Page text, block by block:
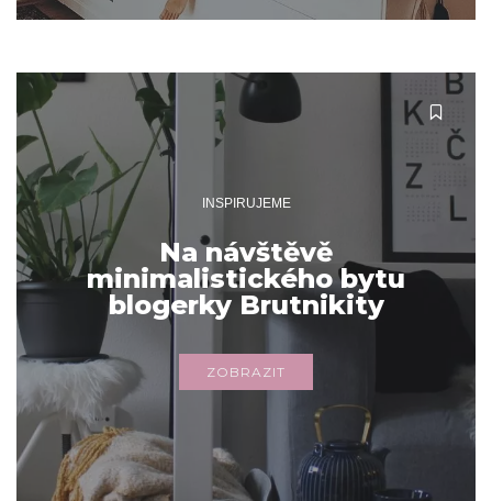
INSPIRUJEME
Na návštěvě
minimalistického bytu
blogerky Brutnikity
ZOBRAZIT